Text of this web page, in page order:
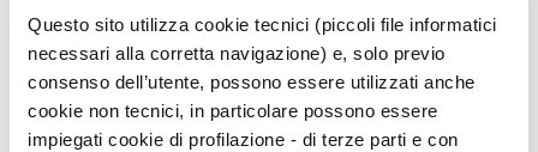
Questo sito utilizza cookie tecnici (piccoli file informatici
necessari alla corretta navigazione) e, solo previo
consenso dell’utente, possono essere utilizzati anche
cookie non tecnici, in particolare possono essere
impiegati cookie di profilazione - di terze parti e con
indietro
Menu Art e Dossier
Eventi